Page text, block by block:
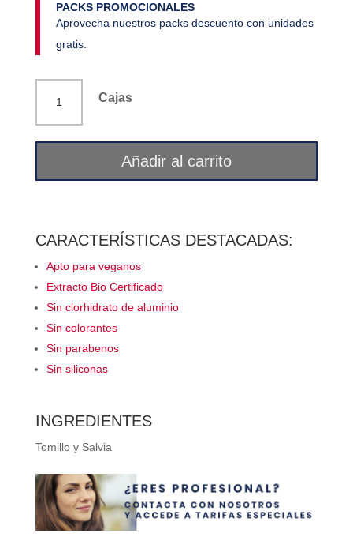
PACKS PROMOCIONALES
Aprovecha nuestros packs descuento con unidades
gratis.
tomillo
Cajas
Añadir al carrito
CARACTERÍSTICAS DESTACADAS:
Apto para veganos
Extracto Bio Certificado
Sin clorhidrato de aluminio
Sin colorantes
Sin parabenos
Sin siliconas
INGREDIENTES
Tomillo y Salvia